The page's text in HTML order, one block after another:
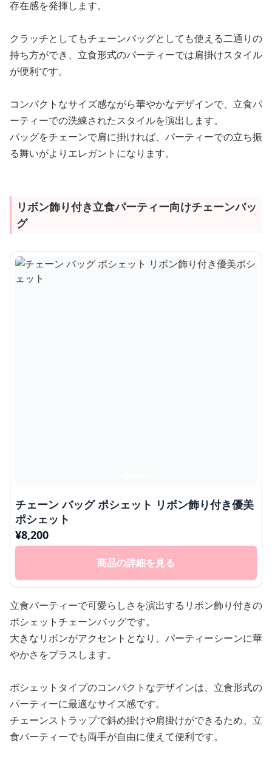
存在感を発揮します。
クラッチとしてもチェーンバッグとしても使える二通りの
持ち方ができ、立食形式のパーティーでは肩掛けスタイル
が便利です。
コンパクトなサイズ感ながら華やかなデザインで、立食パ
ーティーでの洗練されたスタイルを演出します。
バッグをチェーンで肩に掛ければ、パーティーでの立ち振
る舞いがよりエレガントになります。
リボン飾り付き立食パーティー向けチェーンバッ
グ
チェーン バッグ ポシェット リボン飾り付き優美
ポシェット
¥8,200
商品の詳細を見る
立食パーティーで可愛らしさを演出するリボン飾り付きの
ポシェットチェーンバッグです。
大きなリボンがアクセントとなり、パーティーシーンに華
やかさをプラスします。
ポシェットタイプのコンパクトなデザインは、立食形式の
パーティーに最適なサイズ感です。
チェーンストラップで斜め掛けや肩掛けができるため、立
食パーティーでも両手が自由に使えて便利です。